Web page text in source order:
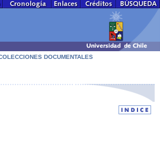
DOCUMENTALES